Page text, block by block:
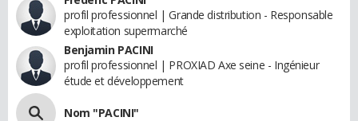
profil professionnel | Grande distribution - Responsable
exploitation supermarché
Benjamin PACINI
profil professionnel | PROXIAD Axe seine - Ingénieur
étude et développement
Nom "PACINI"